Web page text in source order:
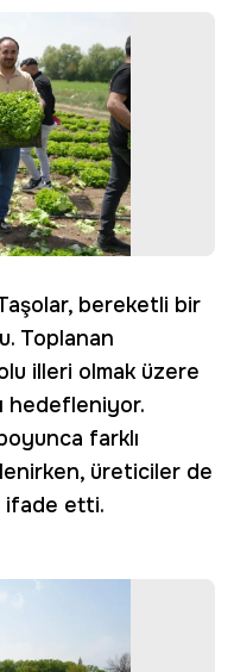
bereketli bir
Toplanan
illeri olmak üzere
hedefleniyor.
farklı
üreticiler de
ifade etti.